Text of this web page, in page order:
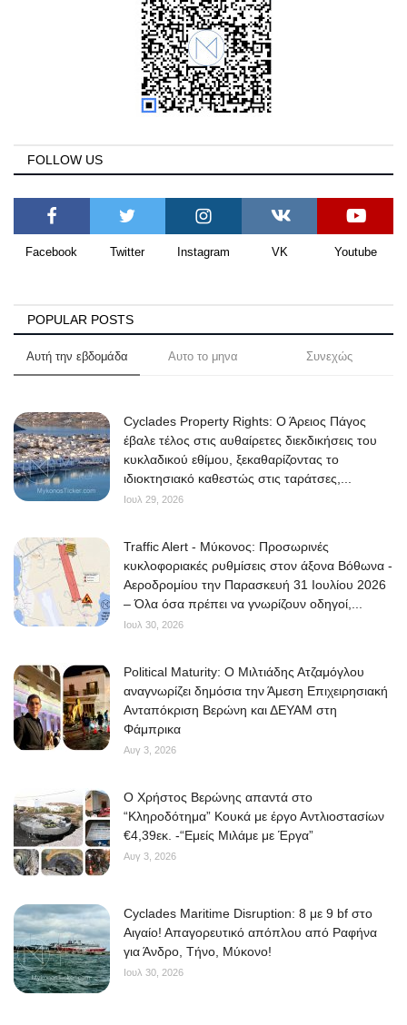
FOLLOW US
Facebook Twitter Instagram VK Youtube
POPULAR POSTS
Αυτή την εβδομάδα Αυτο το μηνα Συνεχώς
Cyclades Property Rights: Ο Άρειος Πάγος
έβαλε τέλος στις αυθαίρετες διεκδικήσεις του
κυκλαδικού εθίμου, ξεκαθαρίζοντας το
ιδιοκτησιακό καθεστώς στις ταράτσες,...
Ιουλ 29, 2026
Traffic Alert - Μύκονος: Προσωρινές
κυκλοφοριακές ρυθμίσεις στον άξονα Βόθωνα -
Αεροδρομίου την Παρασκευή 31 Ιουλίου 2026
– Όλα όσα πρέπει να γνωρίζουν οδηγοί,...
Ιουλ 30, 2026
Political Maturity: Ο Μιλτιάδης Ατζαμόγλου
αναγνωρίζει δημόσια την Άμεση Επιχειρησιακή
Ανταπόκριση Βερώνη και ΔΕΥΑΜ στη
Φάμπρικα
Αυγ 3, 2026
O Χρήστος Βερώνης απαντά στο
“Κληροδότημα” Κουκά με έργο Αντλιοστασίων
€4,39εκ. -“Εμείς Μιλάμε με Έργα”
Αυγ 3, 2026
Cyclades Maritime Disruption: 8 με 9 bf στο
Αιγαίο! Απαγορευτικό απόπλου από Ραφήνα
για Άνδρο, Τήνο, Μύκονο!
Ιουλ 30, 2026